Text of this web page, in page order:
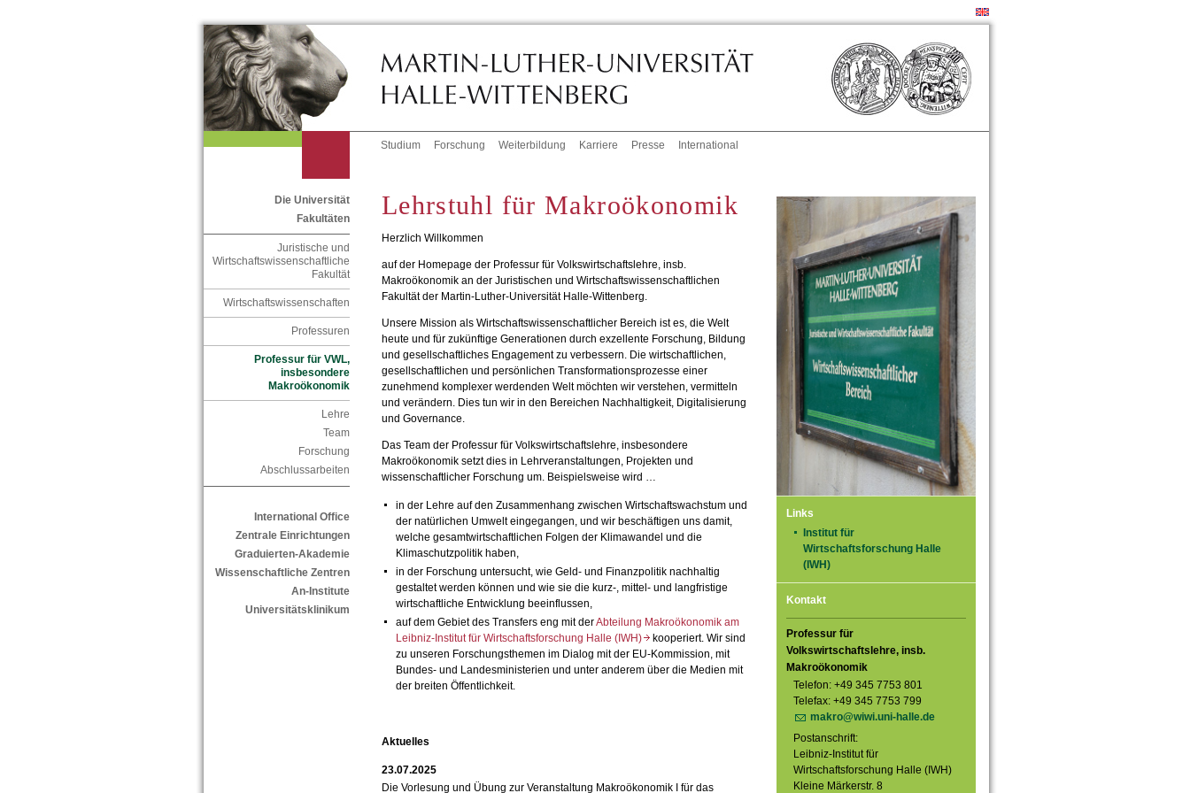
Studium Forschung Weiterbildung Karriere Presse International
Die Universität
Fakultäten
Juristische und
Wirtschaftswissenschaftliche
Fakultät
Wirtschaftswissenschaften
Professuren
Professur für VWL,
insbesondere
Makroökonomik
Lehre
Team
Forschung
Abschlussarbeiten
International Office
Zentrale Einrichtungen
Graduierten-Akademie
Wissenschaftliche Zentren
An-Institute
Universitätsklinikum
Links
Institut für
Wirtschaftsforschung Halle
(IWH)
Kontakt
Professur für
Volkswirtschaftslehre, insb.
Makroökonomik
Telefon: +49 345 7753 801
Telefax: +49 345 7753 799
makro@wiwi.uni-halle.de
Postanschrift:
Leibniz-Institut für
Wirtschaftsforschung Halle (IWH)
Kleine Märkerstr. 8
Lehrstuhl für Makroökonomik
Herzlich Willkommen
auf der Homepage der Professur für Volkswirtschaftslehre, insb.
Makroökonomik an der Juristischen und Wirtschaftswissenschaftlichen
Fakultät der Martin-Luther-Universität Halle-Wittenberg.
Unsere Mission als Wirtschaftswissenschaftlicher Bereich ist es, die Welt
heute und für zukünftige Generationen durch exzellente Forschung, Bildung
und gesellschaftliches Engagement zu verbessern. Die wirtschaftlichen,
gesellschaftlichen und persönlichen Transformationsprozesse einer
zunehmend komplexer werdenden Welt möchten wir verstehen, vermitteln
und verändern. Dies tun wir in den Bereichen Nachhaltigkeit, Digitalisierung
und Governance.
Das Team der Professur für Volkswirtschaftslehre, insbesondere
Makroökonomik setzt dies in Lehrveranstaltungen, Projekten und
wissenschaftlicher Forschung um. Beispielsweise wird …
in der Lehre auf den Zusammenhang zwischen Wirtschaftswachstum und
der natürlichen Umwelt eingegangen, und wir beschäftigen uns damit,
welche gesamtwirtschaftlichen Folgen der Klimawandel und die
Klimaschutzpolitik haben,
in der Forschung untersucht, wie Geld- und Finanzpolitik nachhaltig
gestaltet werden können und wie sie die kurz-, mittel- und langfristige
wirtschaftliche Entwicklung beeinflussen,
auf dem Gebiet des Transfers eng mit derAbteilung Makroökonomik am
Leibniz-Institut für Wirtschaftsforschung Halle (IWH)kooperiert. Wir sind
zu unseren Forschungsthemen im Dialog mit der EU-Kommission, mit
Bundes- und Landesministerien und unter anderem über die Medien mit
der breiten Öffentlichkeit.
Aktuelles
23.07.2025
Die Vorlesung und Übung zur Veranstaltung Makroökonomik I für das